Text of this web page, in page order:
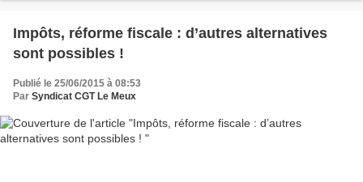
Impôts, réforme fiscale : d’autres alternatives
sont possibles !
Publié le 25/06/2015 à 08:53
Par Syndicat CGT Le Meux